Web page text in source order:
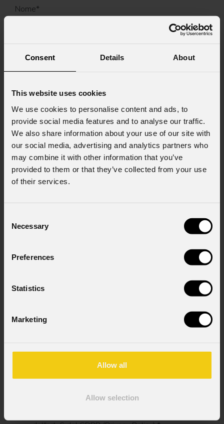
Consent Details About
This website uses cookies
We use cookies to personalise content and ads, to
provide social media features and to analyse our traffic.
We also share information about your use of our site with
our social media, advertising and analytics partners who
may combine it with other information that you’ve
provided to them or that they’ve collected from your use
of their services.
Selection
Necessary
Preferences
Statistics
Marketing
Allow all
Allow selection
Nome*
Cognome
Email*
Nome Azienda
Stato
Cell.
ricevere informazioni commerciali e iniziative di
Consenso al trattamento dei dati
Ho letto l'informativa ai sensi dell'art. 13 del